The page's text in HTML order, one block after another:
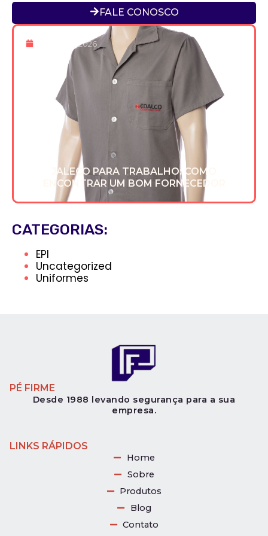
FALE CONOSCO
8 De Maio 2026
JALECO PARA TRABALHO: COMO
ENCONTRAR UM BOM FORNECEDOR
CATEGORIAS:
EPI
Uncategorized
Uniformes
PÉ FIRME
Desde 1988 levando segurança para a sua
empresa.
LINKS RÁPIDOS
Home
Sobre
Produtos
Blog
Contato